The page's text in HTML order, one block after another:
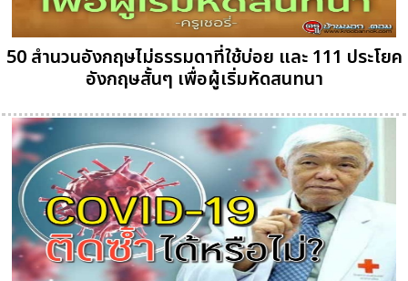
50 สำนวนอังกฤษไม่ธรรมดาที่ใช้บ่อย และ 111 ประโยค
อังกฤษสั้นๆ เพื่อผู้เริ่มหัดสนทนา